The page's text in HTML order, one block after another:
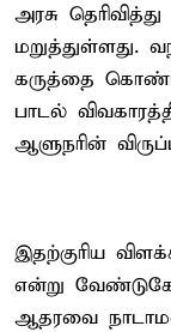
அரசு
மறுத்துள்ளது.
கருத்தை
பாடல்
ஆளுநரின்
இதற்குரிய
என்று
ஆதரவை